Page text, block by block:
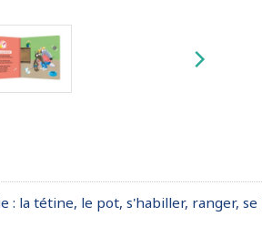
la tétine, le pot, s'habiller, ranger,